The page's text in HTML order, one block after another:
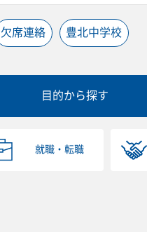
欠席連絡 豊北中学校
目的から探す
就職・転職